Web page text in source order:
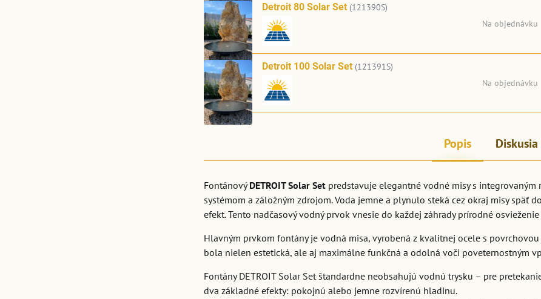
Popis Diskusia
FontánovýDETROIT Solar Set predstavuje elegantné vodné misy s
systémom a záložným zdrojom. Voda jemne a plynulo steká cez okraj misy späť
efekt. Tento nadčasový vodný prvok vnesie do každej záhrady prírodné
Hlavným prvkom fontány je vodná misa, vyrobená z kvalitnej ocele s
bola nielen estetická, ale aj maximálne funkčná a odolná voči poveternostným
Fontány DETROIT Solar Set štandardne neobsahujú vodnú trysku – pre
dva základné efekty: pokojnú alebo jemne rozvírenú hladinu.
Detroit 80 Solar Set (121390S)
Na objednávku
Detroit 100 Solar Set (121391S)
Na objednávku